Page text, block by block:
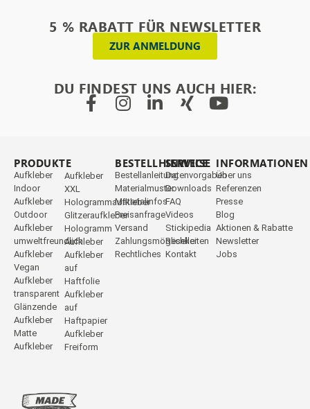
5 % RABATT FÜR NEWSLETTER
ZUR ANMELDUNG
DU FINDEST UNS AUCH HIER:
PRODUKTE
Aufkleber
Indoor
Aufkleber
Outdoor
Aufkleber
umweltfreundlich
Aufkleber
Vegan
Aufkleber
transparent
Glänzende
Aufkleber
Matte
Aufkleber
_
Aufkleber
XXL
Hologrammaufkleber
Glitzeraufkleber
Hologramm
Aufkleber
Aufkleber
auf
Haftfolie
Aufkleber
auf
Haftpapier
Aufkleber
Freiform
BESTELLHINWEISE
Bestellanleitung
Materialmuster
Materialinfos
Preisanfrage
Versand
Zahlungsmöglichkeiten
Rechtliches
SERVICE
Datenvorgaben
Downloads
FAQ
Videos
Stickipedia
Reseller
Kontakt
INFORMATIONEN
Über uns
Referenzen
Presse
Blog
Aktionen & Rabatte
Newsletter
Jobs